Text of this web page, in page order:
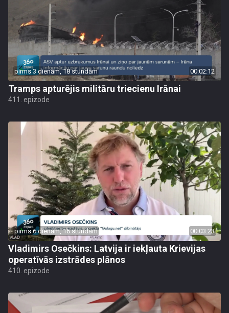
pirms 3 dienām, 18 stundām 00:02:12
Tramps apturējis militāru triecienu Irānai
411. epizode
pirms 6 dienām, 16 stundām 00:03:23
Vladimirs Osečkins: Latvija ir iekļauta Krievijas
operatīvās izstrādes plānos
410. epizode